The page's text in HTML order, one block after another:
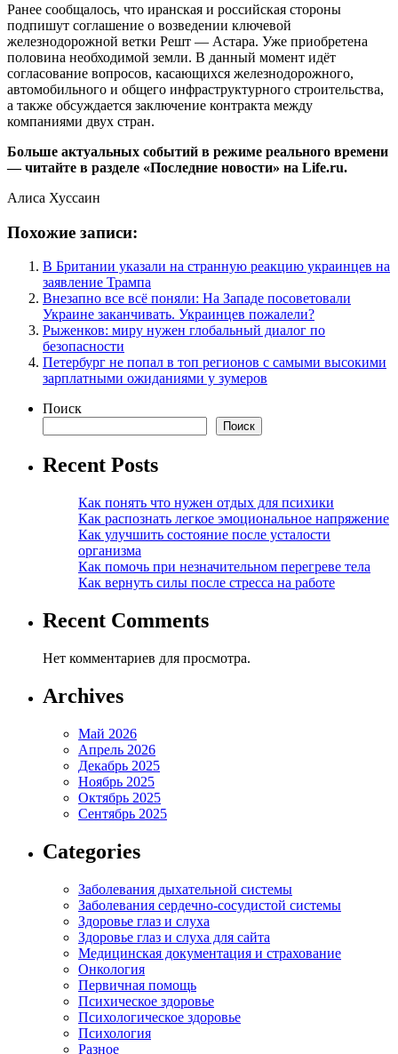
Ранее сообщалось, что иранская и российская стороны
подпишут соглашение о возведении ключевой
железнодорожной ветки Решт — Астара. Уже приобретена
половина необходимой земли. В данный момент идёт
согласование вопросов, касающихся железнодорожного,
автомобильного и общего инфраструктурного строительства,
а также обсуждается заключение контракта между
компаниями двух стран.
Больше актуальных событий в режиме реального времени
— читайте в разделе «Последние новости» на Life.ru.
Алиса Хуссаин
Похожие записи:
В Британии указали на странную реакцию украинцев на
заявление Трампа
Внезапно все всё поняли: На Западе посоветовали
Украине заканчивать. Украинцев пожалели?
Рыженков: миру нужен глобальный диалог по
безопасности
Петербург не попал в топ регионов с самыми высокими
зарплатными ожиданиями у зумеров
Поиск
Поиск
Recent Posts
Как понять что нужен отдых для психики
Как распознать легкое эмоциональное напряжение
Как улучшить состояние после усталости
организма
Как помочь при незначительном перегреве тела
Как вернуть силы после стресса на работе
Recent Comments
Нет комментариев для просмотра.
Archives
Май 2026
Апрель 2026
Декабрь 2025
Ноябрь 2025
Октябрь 2025
Сентябрь 2025
Categories
Заболевания дыхательной системы
Заболевания сердечно-сосудистой системы
Здоровье глаз и слуха
Здоровье глаз и слуха для сайта
Медицинская документация и страхование
Онкология
Первичная помощь
Психическое здоровье
Психологическое здоровье
Психология
Разное